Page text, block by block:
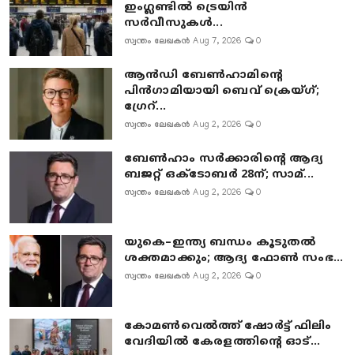
ഇംഗ്ലണ്ടിൽ ട്രെയിൻ
സർവീസുകൾ...
സ്വന്തം ലേഖകൻ Aug 7, 2026 0
ആൻഡി ബേൺഹാമിന്റെ
പിൻഗാമിയായി ബെവ് ക്രെയ്ഗ്;
ഗ്രേറ്...
സ്വന്തം ലേഖകൻ Aug 2, 2026 0
ബേൺഹാം സർക്കാരിന്റെ ആദ്യ
ബജറ്റ് ഒക്ടോബർ 28ന്; സാമ്...
സ്വന്തം ലേഖകൻ Aug 2, 2026 0
യുകെ–ഇന്ത്യ ബന്ധം കൂടുതൽ
ശക്തമാക്കും; ആദ്യ ഫോൺ സംഭ...
സ്വന്തം ലേഖകൻ Aug 2, 2026 0
കോമൺവെൽത്ത് ഷോർട്ട് ഫിലിം
വേദിയിൽ കേരളത്തിന്റെ ഓട്...